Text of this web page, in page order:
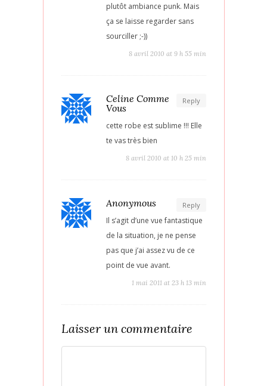
plutôt ambiance punk. Mais
ça se laisse regarder sans
sourciller ;-))
8 avril 2010 at 9 h 55 min
Reply
Celine Comme
Vous
cette robe est sublime !!! Elle
te vas très bien
8 avril 2010 at 10 h 25 min
Reply
Anonymous
Il s’agit d’une vue fantastique
de la situation, je ne pense
pas que j’ai assez vu de ce
point de vue avant.
1 mai 2011 at 23 h 13 min
Laisser un commentaire